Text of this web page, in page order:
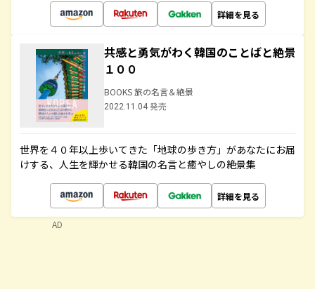
詳細を見る
共感と勇気がわく韓国のことばと絶景
１００
BOOKS 旅の名言＆絶景
2022.11.04 発売
世界を４０年以上歩いてきた「地球の歩き方」があなたにお届
けする、人生を輝かせる韓国の名言と癒やしの絶景集
詳細を見る
AD